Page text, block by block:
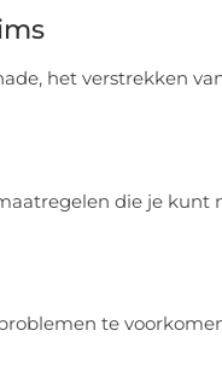
het verstrekken
die je kunt
te